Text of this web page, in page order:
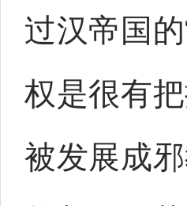
过汉帝国
权是很有
被发展成